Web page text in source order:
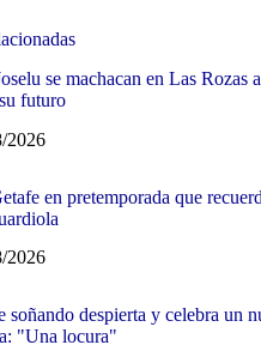
se machacan en Las Rozas
futuro
2026
en pretemporada que
2026
soñando despierta y celebra un
"Una locura"